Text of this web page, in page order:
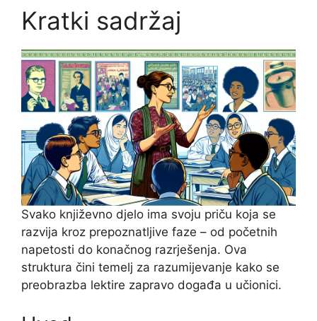
Kratki sadržaj
Svako književno djelo ima svoju priču koja se
razvija kroz prepoznatljive faze – od početnih
napetosti do konačnog razrješenja. Ova
struktura čini temelj za razumijevanje kako se
preobrazba lektire zapravo događa u učionici.